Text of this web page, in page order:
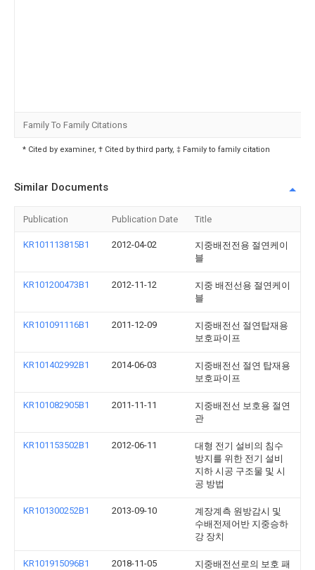
Family To Family Citations
* Cited by examiner, † Cited by third party, ‡ Family to family citation
Similar Documents
Publication Publication Date Title
KR101113815B1 2012-04-02
지중배전전용 절연케이
블
KR101200473B1 2012-11-12
지중 배전선용 절연케이
블
KR101091116B1 2011-12-09
지중배전선 절연탑재용
보호파이프
KR101402992B1 2014-06-03
지중배전선 절연 탑재용
보호파이프
KR101082905B1 2011-11-11
지중배전선 보호용 절연
관
KR101153502B1 2012-06-11
대형 전기 설비의 침수
방지를 위한 전기 설비
지하 시공 구조물 및 시
공 방법
KR101300252B1 2013-09-10
계장계측 원방감시 및
수배전제어반 지중승하
강 장치
KR101915096B1 2018-11-05
지중배전선로의 보호 패